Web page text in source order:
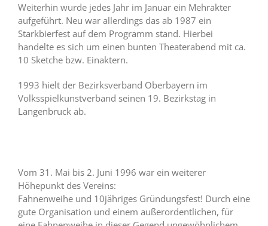
Weiterhin wurde jedes Jahr im Januar ein Mehrakter
aufgeführt. Neu war allerdings das ab 1987 ein
Starkbierfest auf dem Programm stand. Hierbei
handelte es sich um einen bunten Theaterabend mit ca.
10 Sketche bzw. Einaktern.
1993 hielt der Bezirksverband Oberbayern im
Volksspielkunstverband seinen 19. Bezirkstag in
Langenbruck ab.
Vom 31. Mai bis 2. Juni 1996 war ein weiterer
Höhepunkt des Vereins:
Fahnenweihe und 10jähriges Gründungsfest! Durch eine
gute Organisation und einem außerordentlichen, für